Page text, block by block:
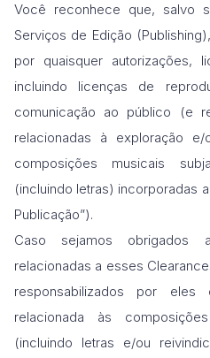
Você reconhece que, salvo
Serviços de Edição
por quaisquer autorizações,
incluindo licenças de
comunicação ao público (e
relacionadas à exploração
composições musicais
(incluindo letras) incorporadas
Publicação”).
Caso sejamos obrigados
relacionadas a esses
responsabilizados por
relacionada às
(incluindo letras e/ou